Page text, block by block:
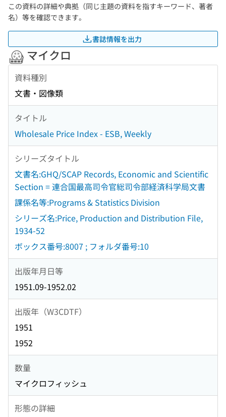
この資料の詳細や典拠（同じ主題の資料を指すキーワード、著者
名）等を確認できます。
書誌情報を出力
マイクロ
資料種別
文書・図像類
タイトル
Wholesale Price Index - ESB, Weekly
シリーズタイトル
文書名:GHQ/SCAP Records, Economic and Scientific
Section = 連合国最高司令官総司令部経済科学局文書
課係名等:Programs & Statistics Division
シリーズ名:Price, Production and Distribution File,
1934-52
ボックス番号:8007 ; フォルダ番号:10
出版年月日等
1951.09-1952.02
出版年（W3CDTF）
1951
1952
数量
マイクロフィッシュ
形態の詳細